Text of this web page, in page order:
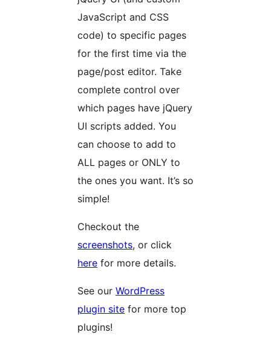
JavaScript and CSS
code) to specific pages
for the first time via the
page/post editor. Take
complete control over
which pages have jQuery
UI scripts added. You
can choose to add to
ALL pages or ONLY to
the ones you want. It’s so
simple!
Checkout the
screenshots, or click
here for more details.
See our WordPress
plugin site for more top
plugins!